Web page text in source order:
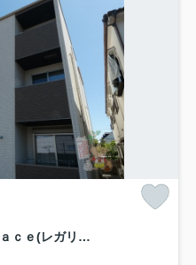
Ｒｅｇａｌｅｓｔ Ａｒｃｇｒａｃｅ(レガリストアルクグレイス)